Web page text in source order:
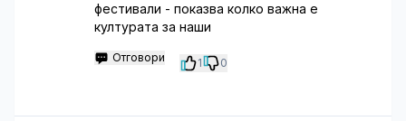
фестивали - показва колко важна е
културата за наши
Отговори 1 0